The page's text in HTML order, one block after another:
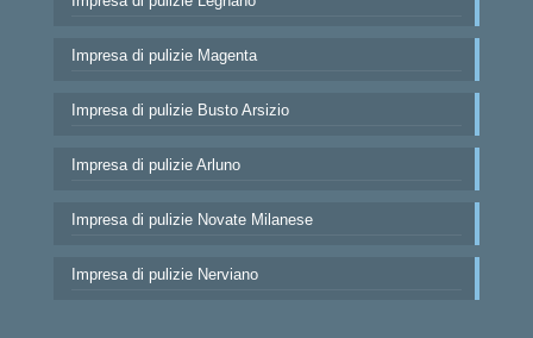
Impresa di pulizie Magenta
Impresa di pulizie Busto Arsizio
Impresa di pulizie Arluno
Impresa di pulizie Novate Milanese
Impresa di pulizie Nerviano